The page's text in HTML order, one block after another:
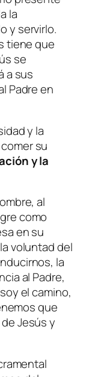
la
y servirlo.
tiene que
se
a sus
Padre en
y la
su
y la
al
como
en su
voluntad del
la
al Padre,
el camino,
que
Jesús y